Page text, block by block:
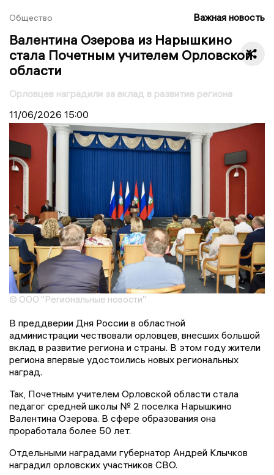
Общество Важная новость
Валентина Озерова из Нарышкино
стала Почетным учителем Орловской
области
Орловцев наградили за вклад в развитие региона
11/06/2026 15:00
© ООО "Региональные новости"
В преддверии Дня России в областной
администрации чествовали орловцев, внесших большой
вклад в развитие региона и страны. В этом году жители
региона впервые удостоились новых региональных
наград.
Так, Почетным учителем Орловской области стала
педагог средней школы № 2 поселка Нарышкино
Валентина Озерова. В сфере образования она
проработала более 50 лет.
Отдельными наградами губернатор Андрей Клычков
наградил орловских участников СВО.